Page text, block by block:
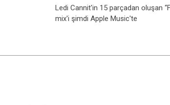
Ledi Cannit'in 15 parçadan oluşan
mix'i şimdi Apple Music'te